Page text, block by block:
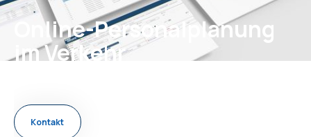
Online-Personalplanung
im Verkehr
Kontakt